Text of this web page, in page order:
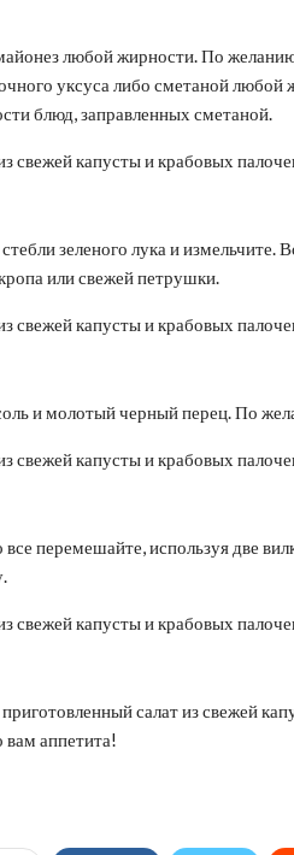
любой жирности. По
уксуса либо сметаной любой
блюд, заправленных сметаной.
зеленого лука и
или свежей петрушки.
и молотый черный перец. По
перемешайте, используя две
салат из свежей
вам аппетита!